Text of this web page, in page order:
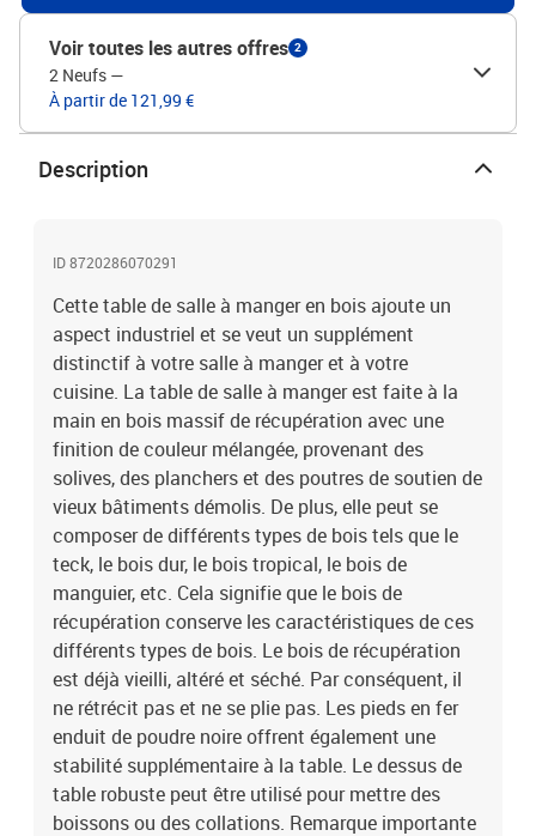
fer avec une finition enduite de poudre noireDimensions : 80 x 75
cm (Diamètre x H)Épaisseur du dessus de table : 3
cmL'assemblage est requisLegal Documents:Vous trouverez ici
plus de détails sur la façon d'empêcher vos meubles de basculer
Voir toutes les autres offres 2
2 Neufs —
À partir de 121,99 €
Description
ID 8720286070291
Cette table de salle à manger en bois ajoute un
aspect industriel et se veut un supplément
distinctif à votre salle à manger et à votre
cuisine. La table de salle à manger est faite à la
main en bois massif de récupération avec une
finition de couleur mélangée, provenant des
solives, des planchers et des poutres de soutien de
vieux bâtiments démolis. De plus, elle peut se
composer de différents types de bois tels que le
teck, le bois dur, le bois tropical, le bois de
manguier, etc. Cela signifie que le bois de
récupération conserve les caractéristiques de ces
différents types de bois. Le bois de récupération
est déjà vieilli, altéré et séché. Par conséquent, il
ne rétrécit pas et ne se plie pas. Les pieds en fer
enduit de poudre noire offrent également une
stabilité supplémentaire à la table. Le dessus de
table robuste peut être utilisé pour mettre des
boissons ou des collations. Remarque importante